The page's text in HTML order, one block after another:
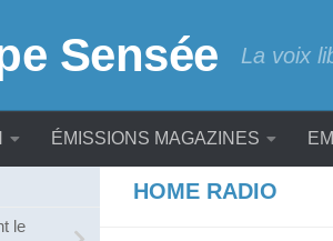
Sensée La voix
ÉMISSIONS MAGAZINES
HOME RADIO
le